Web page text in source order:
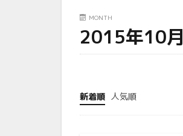
MONTH
2015年10月
新着順 人気順